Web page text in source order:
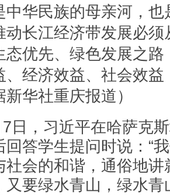
中华民族的母亲河，
动长江经济带发展必
态优先、绿色发展之
、经济效益、社会效
华社重庆报道）
日，习近平在哈萨克
回答学生提问时说：“
会的和谐，通俗地讲
又要绿水青山，绿水青